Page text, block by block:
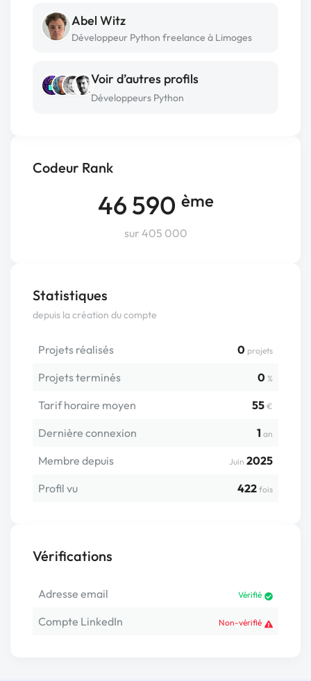
Codeur Rank
46 590 ème
sur 405 000
Statistiques
depuis la création du compte
Projets réalisés 0 projets
Projets terminés 0 %
Tarif horaire moyen 55 €
Dernière connexion 1 an
Membre depuis Juin 2025
Profil vu
422 fois
Vérifications
Adresse email Vérifié
Compte LinkedIn Non-vérifié
Abel Witz
Développeur Python freelance à Limoges
Voir d’autres profils
Développeurs Python